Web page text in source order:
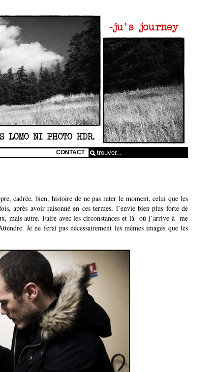
CONTACT
cadrée, bien, histoire de ne pas rater le moment, celui que les
après avoir raisonné en ces termes, l’envie bien plus forte de
mais autre. Faire avec les circonstances et là où j’arrive à me
Je ne ferai pas nécessairement les mêmes images que les